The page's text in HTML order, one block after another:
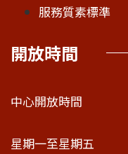
服務質素標準
開放時間
中心開放時間
星期一至星期五